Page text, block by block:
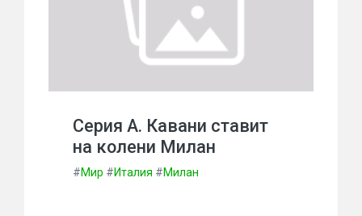
Серия А. Кавани ставит
на колени Милан
#Мир #Италия #Милан